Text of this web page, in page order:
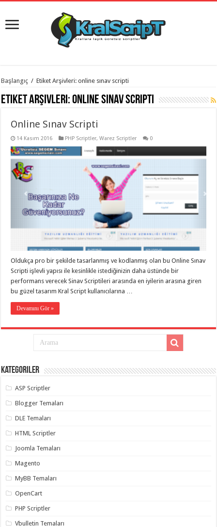
istanbul
evden
eve
organizasyon,
evden
taşımacılık,
evden
taşımacılık,
gaziantep
taşımacılık
gaziantep
evden
taşımacılık ,
gaziantep
taşımacılık,
evden
taşımacılık,
gaziantep
taşıma,
evden
taşımacılık,
gaziantep
organizasyon
gaziantep
organizasyon,
gaziantep
organizasyon
gaziantep
gaziantep
gaziantep
gaziantep
twitter
Başlangıç / Etiket Arşivleri: online sınav scripti
Etiket Arşivleri:online sınav scripti
Online Sınav Scripti
14 Kasım 2016 PHP Scriptler,Warez Scriptler 0
Oldukça pro bir şekilde tasarlanmış ve kodlanmış olan bu Online Sınav
Scripti işlevli yapısı ile kesinlikle istediğinizin daha üstünde bir
performans verecek Sinav Scriptileri arasında en iyilerin arasına giren
bu güzel tasarım Kral Script kullanıcılarına …
Devamını Gör »
Kategoriler
ASP Scriptler
Blogger Temaları
DLE Temaları
HTML Scriptler
Joomla Temaları
Magento
MyBB Temaları
OpenCart
PHP Scriptler
Vbulletin Temaları